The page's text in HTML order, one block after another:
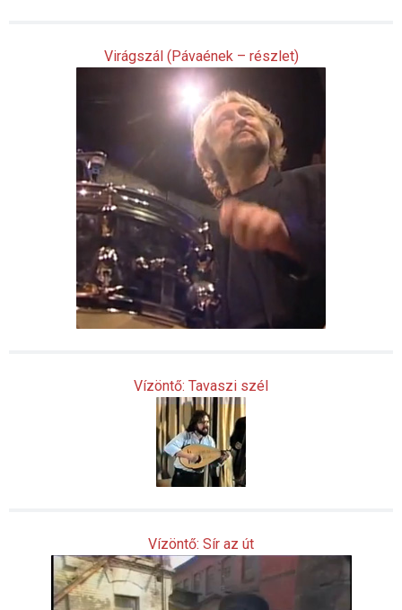
Virágszál (Pávaének – részlet)
Vízöntő: Tavaszi szél
Vízöntő: Sír az út